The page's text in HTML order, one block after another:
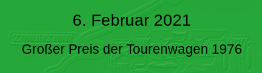
6. Februar 2021
Großer Preis der Tourenwagen 1976